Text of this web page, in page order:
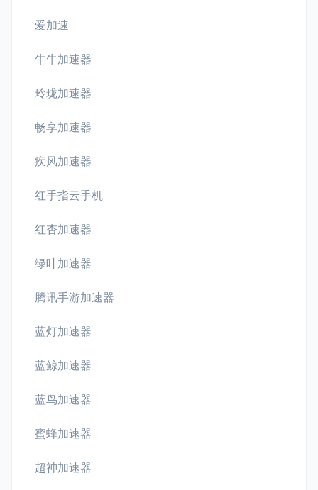
爱加速
牛牛加速器
玲珑加速器
畅享加速器
疾风加速器
红手指云手机
红杏加速器
绿叶加速器
腾讯手游加速器
蓝灯加速器
蓝鲸加速器
蓝鸟加速器
蜜蜂加速器
超神加速器